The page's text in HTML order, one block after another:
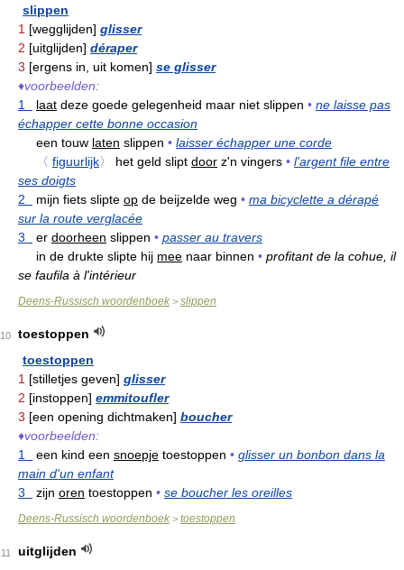
slippen
1 [wegglijden] glisser
2 [uitglijden] déraper
3 [ergens in, uit komen] se glisser
♦voorbeelden:
1
laat deze goede gelegenheid maar niet slippen • ne laisse pas
échapper cette bonne occasion
een touw laten slippen • laisser échapper une corde
〈 figuurlijk〉 het geld slipt door z'n vingers • l'argent file entre
ses doigts
2
mijn fiets slipte op de beijzelde weg • ma bicyclette a dérapé
sur la route verglacée
3
er doorheen slippen • passer au travers
in de drukte slipte hij mee naar binnen • profitant de la cohue, il
se faufila à l'intérieur
Deens-Russisch woordenboek > slippen
10
toestoppen
toestoppen
1 [stilletjes geven] glisser
2 [instoppen] emmitoufler
3 [een opening dichtmaken] boucher
♦voorbeelden:
1
een kind een snoepje toestoppen • glisser un bonbon dans la
main d'un enfant
3
zijn oren toestoppen • se boucher les oreilles
Deens-Russisch woordenboek > toestoppen
11 uitglijden